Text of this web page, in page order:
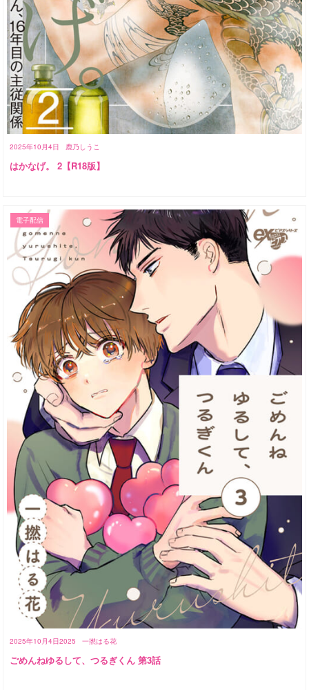
2025年10月4日 鹿乃しうこ
はかなげ。 2【R18版】
2025年10月4日2025 一撚はる花
電子配信
ごめんねゆるして、つるぎくん 第3話